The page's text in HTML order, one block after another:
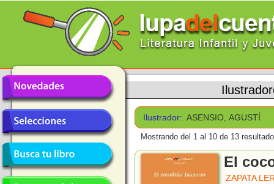
Ilustrador: ASENSIO, AGUSTÍ
Mostrando del 1 al 10 de 13
El
ZAPATA